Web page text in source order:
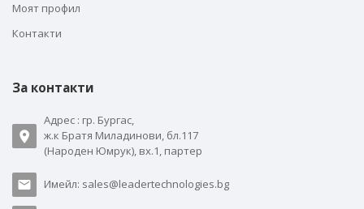
Моят профил
Контакти
За контакти
Адрес : гр. Бургас,
ж.к Братя Миладинови, бл.117
(Народен Юмрук), вх.1, партер
Имейл: sales@leadertechnologies.bg